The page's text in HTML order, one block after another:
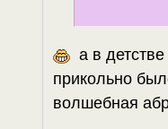
а в
прикольно
волшебная